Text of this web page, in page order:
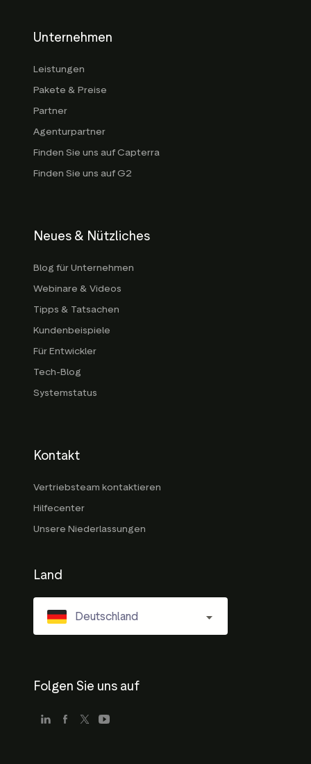
Unternehmen
Leistungen
Pakete & Preise
Partner
Agenturpartner
Finden Sie uns auf Capterra
Finden Sie uns auf G2
Neues & Nützliches
Blog für Unternehmen
Webinare & Videos
Tipps & Tatsachen
Kundenbeispiele
Für Entwickler
Tech-Blog
Systemstatus
Kontakt
Vertriebsteam kontaktieren
Hilfecenter
Unsere Niederlassungen
Land
Deutschland
Folgen Sie uns auf